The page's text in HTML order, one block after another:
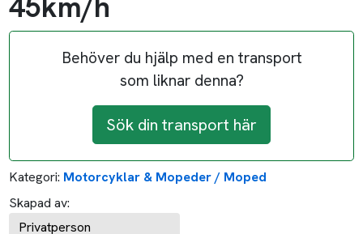
Behöver du hjälp med en transport
som liknar denna?
Sök din transport här
Kategori: Motorcyklar & Mopeder / Moped
Skapad av:
Privatperson